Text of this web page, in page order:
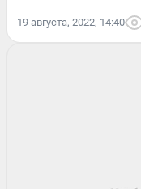
19 августа, 2022, 14:40